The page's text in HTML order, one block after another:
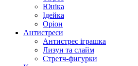
Юніка
Ідейка
Оріон
Антистреси
Антистрес іграшка
Лизун та слайм
Стретч-фигурки